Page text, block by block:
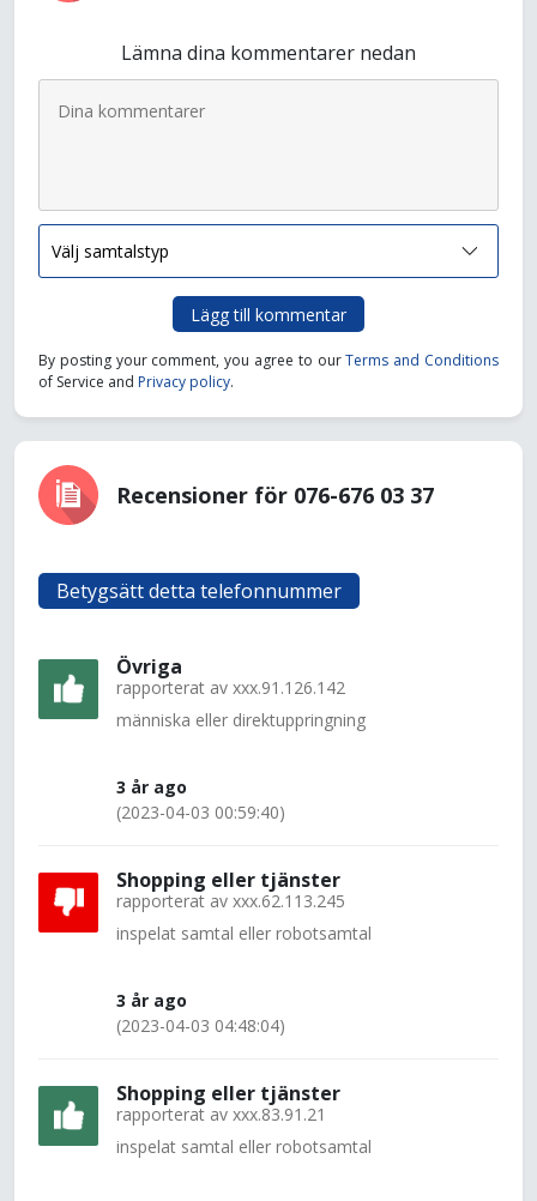
Lämna dina kommentarer nedan
Lägg till kommentar
By posting your comment, you agree to ourTerms and Conditions
of Service and Privacy policy.
Recensioner för 076-676 03 37
Betygsätt detta telefonnummer
Övriga
rapporterat av xxx.91.126.142
människa eller direktuppringning
3 år ago
(2023-04-03 00:59:40)
Shopping eller tjänster
rapporterat av xxx.62.113.245
inspelat samtal eller robotsamtal
3 år ago
(2023-04-03 04:48:04)
Shopping eller tjänster
rapporterat av xxx.83.91.21
inspelat samtal eller robotsamtal